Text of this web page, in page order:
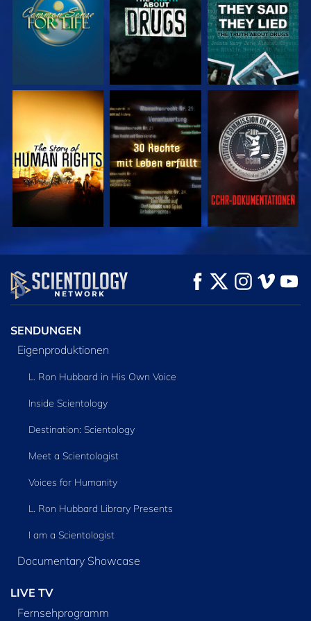
ANSEHEN ANSEHEN ANSEHEN
ANSEHEN
SERIE
ENTDECKEN
SENDUNGEN
Eigenproduktionen
L. Ron Hubbard in His Own Voice
Inside Scientology
Destination: Scientology
Meet a Scientologist
Voices for Humanity
L. Ron Hubbard Library Presents
I am a Scientologist
Documentary Showcase
LIVE TV
Fernsehprogramm